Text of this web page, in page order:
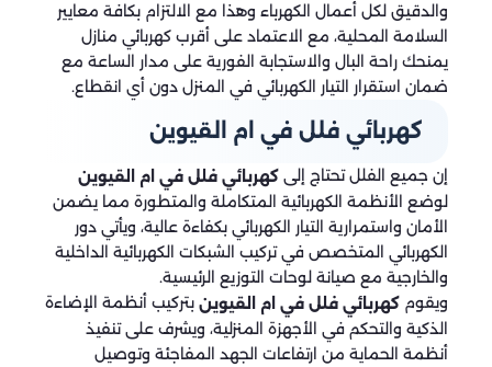
والدقيق لكل أعمال الكهرباء وهذا مع الالتزام بكافة معايير
السلامة المحلية، مع الاعتماد على أقرب كهربائي منازل
يمنحك راحة البال والاستجابة الفورية على مدار الساعة مع
ضمان استقرار التيار الكهربائي في المنزل دون أي انقطاع.
كهربائي فلل في ام القيوين
إن جميع الفلل تحتاج إلى كهربائي فلل في ام القيوين
لوضع الأنظمة الكهربائية المتكاملة والمتطورة مما يضمن
الأمان واستمرارية التيار الكهربائي بكفاءة عالية، ويأتي دور
الكهربائي المتخصص في تركيب الشبكات الكهربائية الداخلية
والخارجية مع صيانة لوحات التوزيع الرئيسية.
ويقوم كهربائي فلل في ام القيوين بتركيب أنظمة الإضاءة
الذكية والتحكم في الأجهزة المنزلية، ويشرف على تنفيذ
أنظمة الحماية من ارتفاعات الجهد المفاجئة وتوصيل